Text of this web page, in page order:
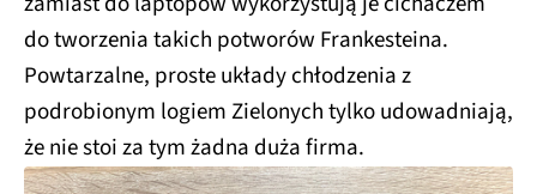
do tworzenia takich potworów Frankesteina.
Powtarzalne, proste układy chłodzenia z
podrobionym logiem Zielonych tylko udowadniają,
że nie stoi za tym żadna duża firma.